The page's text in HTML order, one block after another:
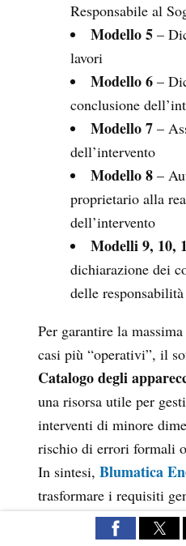
Responsabile al
Modello 5 –
lavori
Modello 6 –
conclusione
Modello 7 –
dell’intervento
Modello 8 –
proprietario alla
dell’intervento
Modelli 9, 10,
dichiarazione dei
delle responsabilità
Per garantire la
casi più “operativi”, il
Catalogo degli
una risorsa utile per
interventi di minore
rischio di errori formali
In sintesi, Blumatica
trasformare i requisiti
diagnosi/APE) da